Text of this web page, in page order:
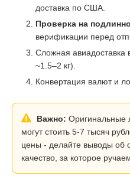
доставка по США.
Проверка на
верификации перед
Сложная авиадоставка
~1.5–2 кг).
Конвертация валют и
Важно: Оригинальные
могут стоить 5-7 тысяч
цены - делайте выводы об
качество, за которое